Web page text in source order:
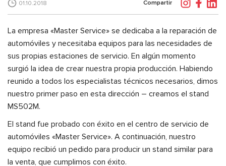
01.10.2018 Compartir
La empresa «Master Service» se dedicaba a la reparación de
automóviles y necesitaba equipos para las necesidades de
sus propias estaciones de servicio. En algún momento
surgió la idea de crear nuestra propia producción. Habiendo
reunido a todos los especialistas técnicos necesarios, dimos
nuestro primer paso en esta dirección – creamos el stand
MS502M.
El stand fue probado con éxito en el centro de servicio de
automóviles «Master Service». A continuación, nuestro
equipo recibió un pedido para producir un stand similar para
la venta, que cumplimos con éxito.